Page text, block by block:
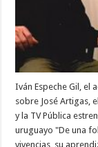
Iván Espeche Gil, el
sobre José Artigas,
y la TV Pública
uruguayo "De una
vivencias, su